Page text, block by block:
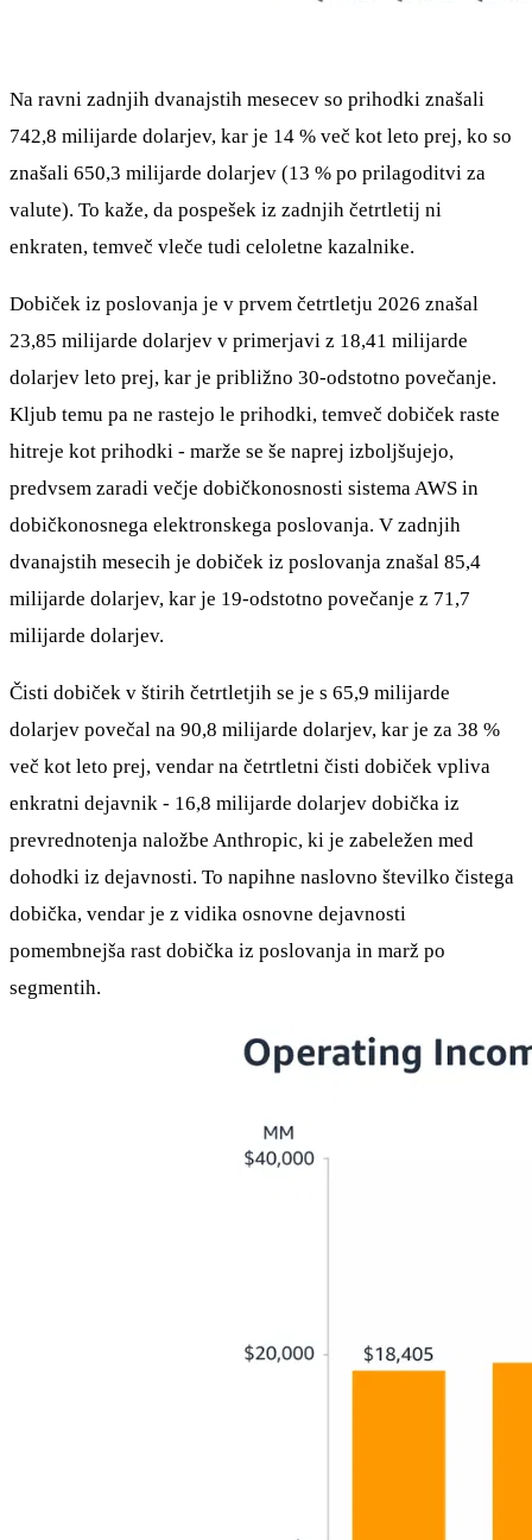
Na ravni zadnjih dvanajstih mesecev so prihodki znašali
742,8 milijarde dolarjev, kar je 14 % več kot leto prej, ko so
znašali 650,3 milijarde dolarjev (13 % po prilagoditvi za
valute). To kaže, da pospešek iz zadnjih četrtletij ni
enkraten, temveč vleče tudi celoletne kazalnike.
Dobiček iz poslovanja je v prvem četrtletju 2026 znašal
23,85 milijarde dolarjev v primerjavi z 18,41 milijarde
dolarjev leto prej, kar je približno 30-odstotno povečanje.
Kljub temu pa ne rastejo le prihodki, temveč dobiček raste
hitreje kot prihodki - marže se še naprej izboljšujejo,
predvsem zaradi večje dobičkonosnosti sistema AWS in
dobičkonosnega elektronskega poslovanja. V zadnjih
dvanajstih mesecih je dobiček iz poslovanja znašal 85,4
milijarde dolarjev, kar je 19-odstotno povečanje z 71,7
milijarde dolarjev.
Čisti dobiček v štirih četrtletjih se je s 65,9 milijarde
dolarjev povečal na 90,8 milijarde dolarjev, kar je za 38 %
več kot leto prej, vendar na četrtletni čisti dobiček vpliva
enkratni dejavnik - 16,8 milijarde dolarjev dobička iz
prevrednotenja naložbe Anthropic, ki je zabeležen med
dohodki iz dejavnosti. To napihne naslovno številko čistega
dobička, vendar je z vidika osnovne dejavnosti
pomembnejša rast dobička iz poslovanja in marž po
segmentih.